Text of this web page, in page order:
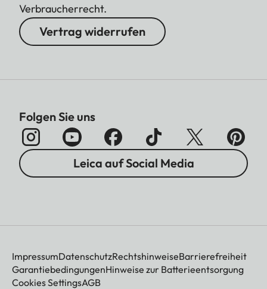
Verbraucherrecht.
Vertrag widerrufen
Folgen Sie uns
Leica auf Social Media
ImpressumDatenschutzRechtshinweiseBarrierefreiheit
GarantiebedingungenHinweise zur Batterieentsorgung
Cookies SettingsAGB